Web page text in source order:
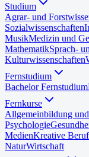
Studium
Agrar- und
Sozialwissenschaften
MusikMedizin und
MathematikSprach-
Kulturwissenschaften
Fernstudium
Bachelor Fernstudium
Fernkurse
Allgemeinbildung
Psychologie
MedienKreative
NaturWirtschaft